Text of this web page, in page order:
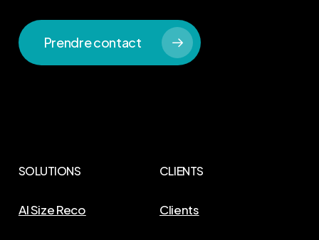
Prendre contact
SOLUTIONS
AI Size Reco
CLIENTS
Clients